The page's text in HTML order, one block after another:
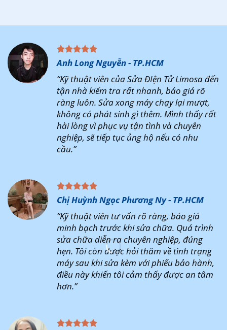
Anh Long Nguyễn - TP.HCM
“Kỹ thuật viên của Sửa ĐIện Tử Limosa đến
tận nhà kiểm tra rất nhanh, báo giá rõ
ràng luôn. Sửa xong máy chạy lại mượt,
không có phát sinh gì thêm. Mình thấy rất
hài lòng vì phục vụ tận tình và chuyên
nghiệp, sẽ tiếp tục ủng hộ nếu có nhu
cầu.”
Chị Huỳnh Ngọc Phương Ny - TP.HCM
“Kỹ thuật viên tư vấn rõ ràng, báo giá
minh bạch trước khi sửa chữa. Quá trình
sửa chữa diễn ra chuyên nghiệp, đúng
hẹn. Tôi còn được hỏi thăm về tình trạng
máy sau khi sửa kèm với phiếu bảo hành,
điều này khiến tôi cảm thấy được an tâm
hơn.”